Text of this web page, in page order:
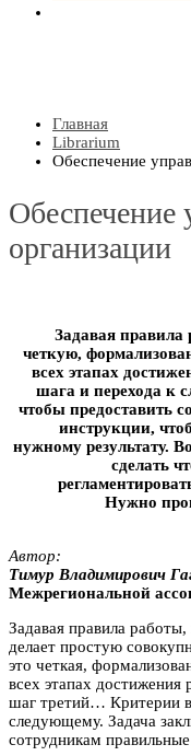
Главная
Librarium
Обеспечение
Обеспечение
организации
Задавая
четкую,
всех этапах
шага и перехода к
чтобы предоставить
инструкции,
нужному результату.
сделать
Нужно
Автор:
Tимyp Bлaдимиpович
Межрегиональной
Задавая правила
делает простую
это четкая,
всех этапах достижения
шаг третий… Критерии
следующему. Задача
сотрудникам